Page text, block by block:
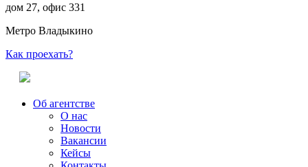
дом 27, офис 331
Метро Владыкино
Как проехать?
Об агентстве
О нас
Новости
Вакансии
Кейсы